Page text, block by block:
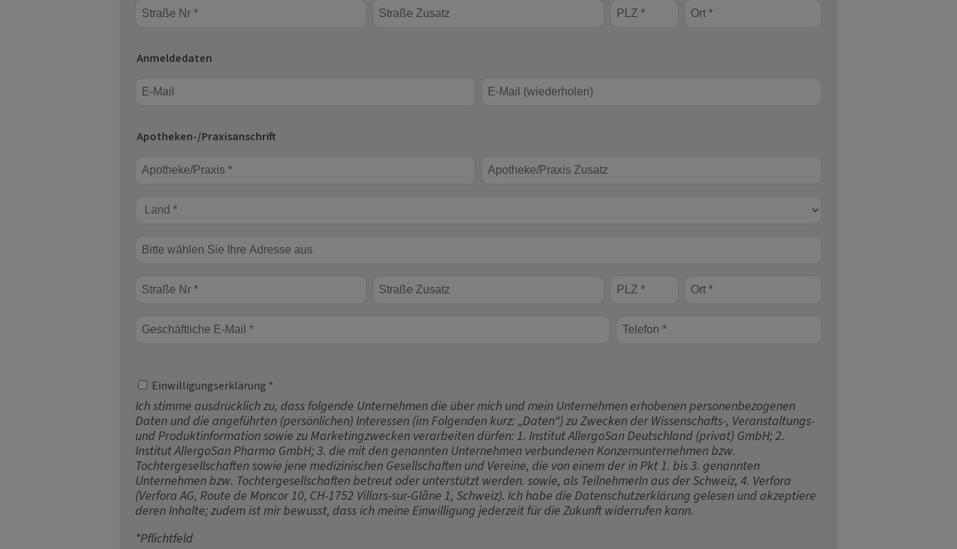
Straße Nr * Straße Zusatz PLZ * Ort *
Anmeldedaten
E-Mail
E-Mail (wiederholen)
Apotheken-/Praxisanschrift
Apotheke/Praxis *
Apotheke/Praxis Zusatz
Straße Nr * Straße Zusatz PLZ * Ort *
Geschäftliche E-Mail * Telefon *
Einwilligungserklärung *
Ich stimme ausdrücklich zu, dass folgende Unternehmen die über mich und mein Unternehmen erhobenen personenbezogenen
Daten und die angeführten (persönlichen) Interessen (im Folgenden kurz: „Daten“) zu Zwecken der Wissenschafts-, Veranstaltungs-
und Produktinformation sowie zu Marketingzwecken verarbeiten dürfen: 1. Institut AllergoSan Deutschland (privat) GmbH; 2.
Institut AllergoSan Pharma GmbH; 3. die mit den genannten Unternehmen verbundenen Konzernunternehmen bzw.
Tochtergesellschaften sowie jene medizinischen Gesellschaften und Vereine, die von einem der in Pkt 1. bis 3. genannten
Unternehmen bzw. Tochtergesellschaften betreut oder unterstützt werden. sowie, als TeilnehmerIn aus der Schweiz, 4. Verfora
(Verfora AG, Route de Moncor 10, CH-1752 Villars-sur-Glâne 1, Schweiz). Ich habe die Datenschutzerklärung gelesen und akzeptiere
deren Inhalte; zudem ist mir bewusst, dass ich meine Einwilligung jederzeit für die Zukunft widerrufen kann.
*Pflichtfeld